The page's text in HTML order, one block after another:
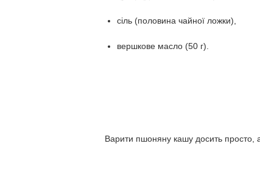
сіль (половина чайної ложки),
вершкове масло (50 г).
Варити пшоняну кашу досить просто,